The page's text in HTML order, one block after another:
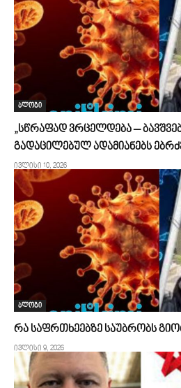
ბლოგი
„სწრაფად ვრცელდება –
გადაცილებულ ადამიანებს
ივლისი 10, 2026
ბლოგი
რა საფრთხეებზე საუბრობს
ივლისი 9, 2026